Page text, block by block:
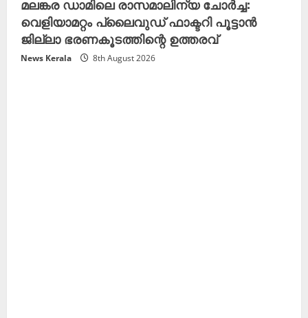
മലങ്കര ഡാമിലെ രാസമാലിന്യ ചോർച്ച:
വെളിയാമറ്റം പ്ലൈവുഡ് ഫാക്ടറി പൂട്ടാൻ
ജില്ലാ ഭരണകൂടത്തിന്റെ ഉത്തരവ്
News Kerala 8th August 2026